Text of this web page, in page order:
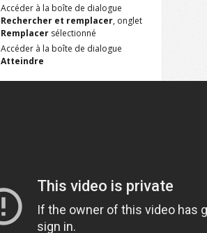
Accéder à la boîte de dialogue
Rechercher et remplacer, onglet
Remplacer sélectionné
Accéder à la boîte de dialogue
Atteindre